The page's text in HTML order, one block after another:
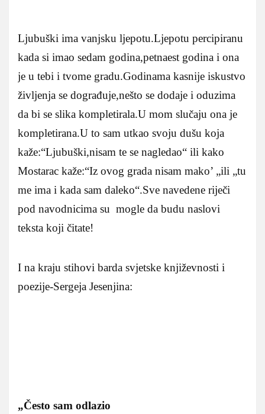
Ljubuški ima vanjsku ljepotu.Ljepotu percipiranu
kada si imao sedam godina,petnaest godina i ona
je u tebi i tvome gradu.Godinama kasnije iskustvo
življenja se dograđuje,nešto se dodaje i oduzima
da bi se slika kompletirala.U mom slučaju ona je
kompletirana.U to sam utkao svoju dušu koja
kaže:“Ljubuški,nisam te se nagledao“ ili kako
Mostarac kaže:“Iz ovog grada nisam mako’ „ili „tu
me ima i kada sam daleko“.Sve navedene riječi
pod navodnicima su mogle da budu naslovi
teksta koji čitate!
I na kraju stihovi barda svjetske književnosti i
poezije-Sergeja Jesenjina:
„Često sam odlazio